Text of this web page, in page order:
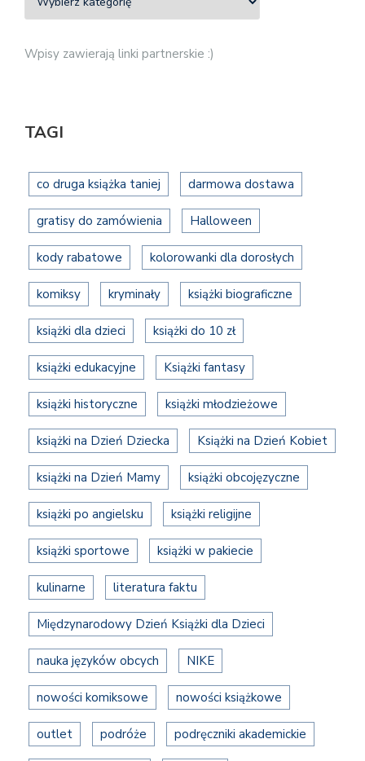
Wpisy zawierają linki partnerskie :)
TAGI
co druga książka taniej darmowa dostawa
gratisy do zamówienia Halloween
kody rabatowe kolorowanki dla dorosłych
komiksy kryminały książki biograficzne
książki dla dzieci książki do 10 zł
książki edukacyjne Książki fantasy
książki historyczne książki młodzieżowe
książki na Dzień Dziecka Książki na Dzień Kobiet
książki na Dzień Mamy książki obcojęzyczne
książki po angielsku książki religijne
książki sportowe książki w pakiecie
kulinarne literatura faktu
Międzynarodowy Dzień Książki dla Dzieci
nauka języków obcych NIKE
nowości komiksowe nowości książkowe
outlet podróże podręczniki akademickie